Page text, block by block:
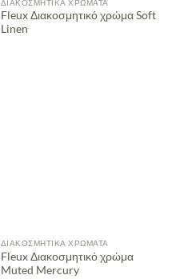
ΔΙΑΚΟΣΜΗΤΙΚΆ ΧΡΏΜΑΤΑ
Fleux Διακοσμητικό χρώμα Soft
Linen
ΔΙΑΚΟΣΜΗΤΙΚΆ ΧΡΏΜΑΤΑ
Fleux Διακοσμητικό χρώμα
Muted Mercury